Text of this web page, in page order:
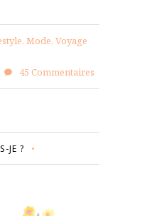
Mode, Voyage
45 Commentaires
JE ?